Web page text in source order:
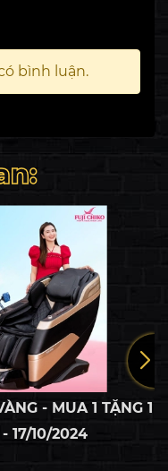
bình luận.
- MUA 1 TẶNG 1
17/10/2024